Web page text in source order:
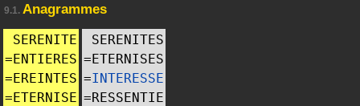
9.1. Anagrammes
SERENITE
=ENTIERES
=EREINTES
=ETERNISE
SERENITES
=ETERNISES
=INTERESSE
=RESSENTIE